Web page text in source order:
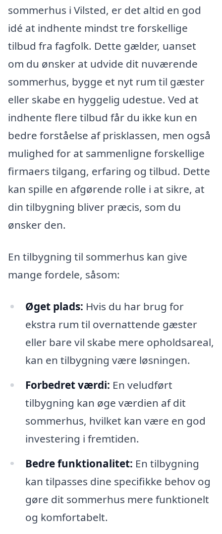
sommerhus i Vilsted, er det altid en god
idé at indhente mindst tre forskellige
tilbud fra fagfolk. Dette gælder, uanset
om du ønsker at udvide dit nuværende
sommerhus, bygge et nyt rum til gæster
eller skabe en hyggelig udestue. Ved at
indhente flere tilbud får du ikke kun en
bedre forståelse af prisklassen, men også
mulighed for at sammenligne forskellige
firmaers tilgang, erfaring og tilbud. Dette
kan spille en afgørende rolle i at sikre, at
din tilbygning bliver præcis, som du
ønsker den.
En tilbygning til sommerhus kan give
mange fordele, såsom:
Øget plads: Hvis du har brug for
ekstra rum til overnattende gæster
eller bare vil skabe mere opholdsareal,
kan en tilbygning være løsningen.
Forbedret værdi: En veludført
tilbygning kan øge værdien af dit
sommerhus, hvilket kan være en god
investering i fremtiden.
Bedre funktionalitet: En tilbygning
kan tilpasses dine specifikke behov og
gøre dit sommerhus mere funktionelt
og komfortabelt.